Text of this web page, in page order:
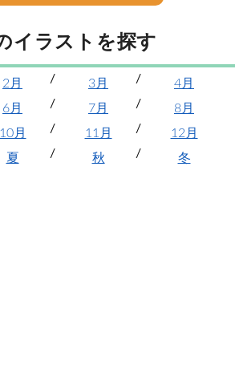
イラストを探す
2月 3月
4月
6月 7月
8月
10月 11月
12月
夏 秋 冬